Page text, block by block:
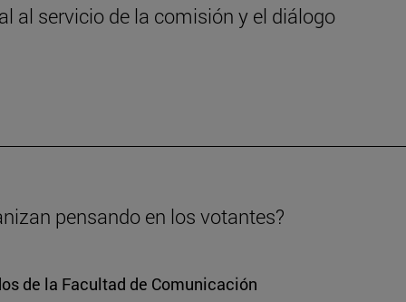
al servicio de la comisión y el diálogo
pensando en los votantes?
de la Facultad de Comunicación